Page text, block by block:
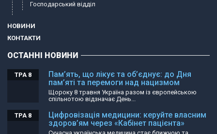
Господарський відділ
НОВИНИ
КОНТАКТИ
ОСТАННІ НОВИНИ
Пам’ять, що лікує та об’єднує: до Дня
пам’яті та перемоги над нацизмом
ТРА 8
Щороку 8 травня Україна разом із європейською
спільнотою відзначає День...
Цифровізація медицини: керуйте власним
здоров’ям через «Кабінет пацієнта»
ТРА 8